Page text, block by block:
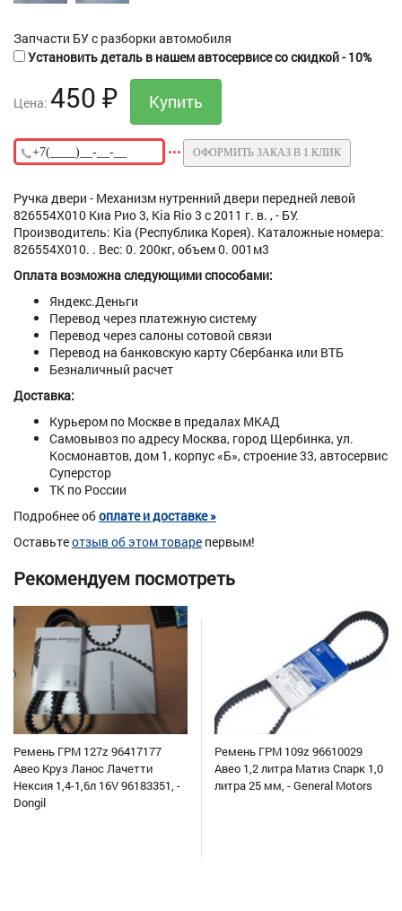
Запчасти БУ с разборки автомобиля
Установить деталь в нашем автосервисе со скидкой - 10%
Цена: 450 ₽
ОФОРМИТЬ ЗАКАЗ В 1 КЛИК
Ручка двери - Механизм нутренний двери передней левой
826554X010 Киа Рио 3, Kia Rio 3 с 2011 г. в. , - БУ.
Производитель: Kia (Республика Корея). Каталожные номера:
826554X010. . Вес: 0. 200кг, объем 0. 001м3
Оплата возможна следующими способами:
Яндекс.Деньги
Перевод через платежную систему
Перевод через салоны сотовой связи
Перевод на банковскую карту Сбербанка или ВТБ
Безналичный расчет
Доставка:
Курьером по Москве в предалах МКАД
Самовывоз по адресу Москва, город Щербинка, ул.
Космонавтов, дом 1, корпус «Б», строение 33, автосервис
Суперстор
ТК по России
Подробнее обоплате и доставке »
Оставьтеотзыв об этом товаре первым!
Рекомендуем посмотреть
Ремень ГРМ 127z 96417177
Авео Круз Ланос Лачетти
Нексия 1,4-1,6л 16V 96183351, -
Dongil
Ремень ГРМ 109z 96610029
Авео 1,2 литра Матиз Спарк 1,0
литра 25 мм, - General Motors